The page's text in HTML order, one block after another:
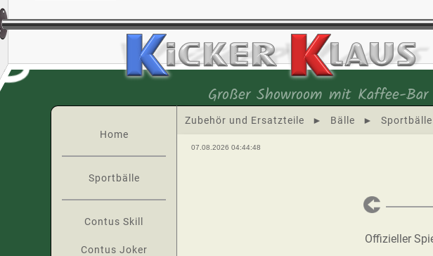
Großer Showroom mit Kaffee-Bar
07.08.2026 04:44:48
Offizieller
Zubehör und Ersatzteile ► Bälle ► Sportbälle
Home
Sportbälle
Contus Skill
Contus Joker